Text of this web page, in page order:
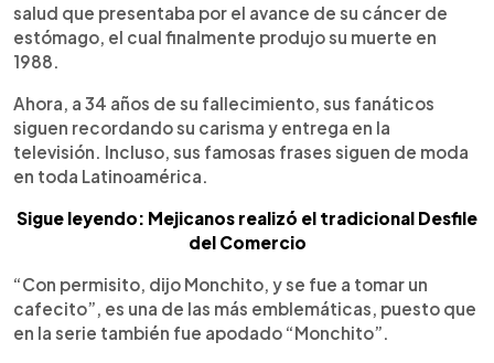
salud que presentaba por el avance de su cáncer de
estómago, el cual finalmente produjo su muerte en
1988.
Ahora, a 34 años de su fallecimiento, sus fanáticos
siguen recordando su carisma y entrega en la
televisión. Incluso, sus famosas frases siguen de moda
en toda Latinoamérica.
Sigue leyendo: Mejicanos realizó el tradicional Desfile
del Comercio
“Con permisito, dijo Monchito, y se fue a tomar un
cafecito”, es una de las más emblemáticas, puesto que
en la serie también fue apodado “Monchito”.